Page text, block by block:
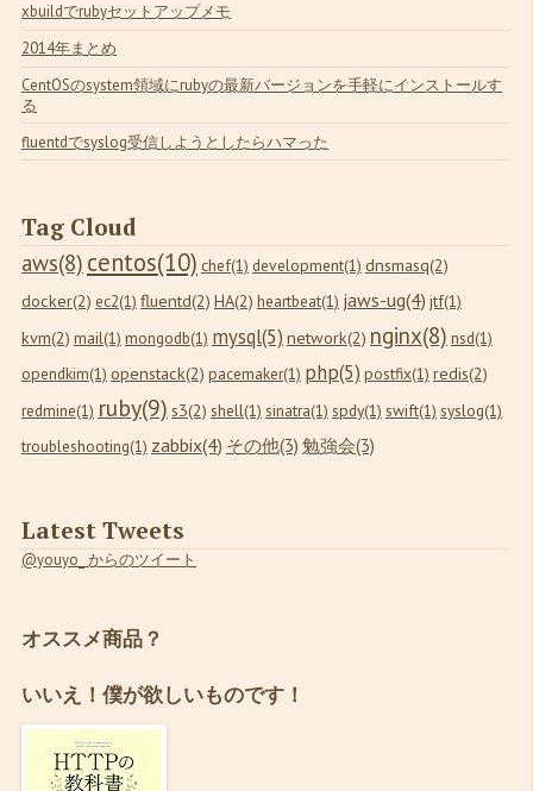
xbuildでrubyセットアップメモ
2014年まとめ
CentOSのsystem領域にrubyの最新バージョンを手軽にインストールす
る
fluentdでsyslog受信しようとしたらハマった
Tag Cloud
aws(8) centos(10) chef(1) development(1) dnsmasq(2)
docker(2) ec2(1) fluentd(2) HA(2) heartbeat(1) jaws-ug(4) jtf(1)
kvm(2) mail(1) mongodb(1) mysql(5) network(2) nginx(8) nsd(1)
opendkim(1) openstack(2) pacemaker(1) php(5) postfix(1) redis(2)
redmine(1) ruby(9) s3(2) shell(1) sinatra(1) spdy(1) swift(1) syslog(1)
troubleshooting(1) zabbix(4) その他(3) 勉強会(3)
Latest Tweets
@youyo_ からのツイート
オススメ商品？
いいえ！僕が欲しいものです！